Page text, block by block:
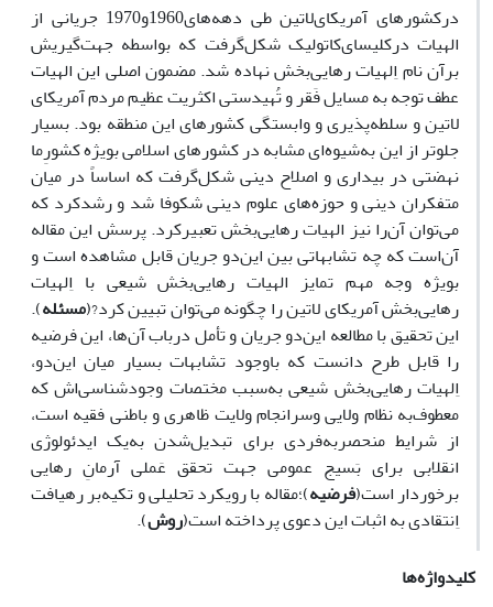
درکشورهای آمریکای‌لاتین طی دهه‌های1960و1970 جریانی ‌از
الهیات درکلیسای‌کاتولیک شکل‌گرفت که بواسطه جهت‌گیریش
برآن نام اِلهیات رهایی‌بخش نهاده ‌شد. مضمون اصلی این الهیات
عطف توجه ‌به مسایل فَقر و تُهیدستی اکثریت عظیم مردم آمریکای
لاتین و سلطه‌پذیری و وابستگی کشورهای این منطقه بود. بسیار
جلوتر از ‌این به‌شیوه‌ای مشابه در کشورهای ‌اسلامی بویژه کشورِما
نهضتی در بیداری و اصلاح دینی شکل‌گرفت که اساساً در میان
متفکران دینی و حوزه‌های علوم دینی شکوفا‌ شد و رشدکرد که
‌می‌توان آن‌را نیز الهیات رهایی‌بخش تعبیرکرد. پرسش این‌ مقاله
آن‌‌است که‌ چه تشابهاتی بین این‌دو جریان قابل مشاهده ‌است و
بویژه وجه ‌مهم تمایز الهیات رهایی‌بخش شیعی با اِلهیات
‌رهایی‌بخش آمریکای لاتین را چگونه می‌توان تبیین کرد?(مسئله).
این تحقیق با مطالعه این‌دو جریان و تأمل درباب آن‌ها، این فرضیه
را قابل طرح دانست که با‌‌‌وجود تشابهات بسیار میان این‌دو،
اِلهیات رهایی‌بخش شیعی به‌‌سبب مختصات وجود‌شناسی‌اش که
معطوف‌به نظام ولایی وسرانجام ولایت ظاهری و باطنی فقیه است،
از‌ شرایط منحصربه‌فردی برای تبدیل‌شدن به‌یک ایدئولوژی
انقلابی برای بَسیج عمومی جهت تحقق عَملی آرمانِ‌ رهایی
برخوردار است(فرضیه)؛مقاله با رویکرد تحلیلی و تکیه‌‌بر رهیافت
اِنتقادی به اثبات این ‌دعوی پرداخته است(روش).
کلیدواژه‌ها